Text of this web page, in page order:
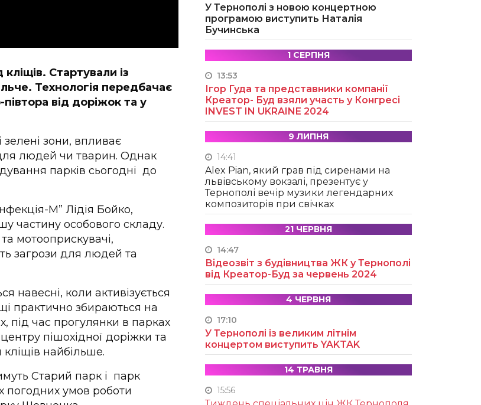
Стартували із
Технологія передбачає
від доріжок та у
зони, впливає
людей чи тварин. Однак
парків сьогодні до
М” Лідія Бойко,
частину особового складу.
мотооприскувачі,
загрози для людей та
навесні, коли активізується
практично збираються на
під час прогулянки в парках
пішохідної доріжки та
найбільше.
Старий парк і парк
погодних умов роботи
У Тернополі з новою концертною
програмою виступить Наталія
Бучинська
1 СЕРПНЯ
13:53
Ігор Гуда та представники компанії
Креатор- Буд взяли участь у Конгресі
INVEST IN UKRAINE 2024
9 ЛИПНЯ
14:41
Alex Pian, який грав під сиренами на
львівському вокзалі, презентує у
Тернополі вечір музики легендарних
композиторів при свічках
21 ЧЕРВНЯ
14:47
Відеозвіт з будівництва ЖК у Тернополі
від Креатор-Буд за червень 2024
4 ЧЕРВНЯ
17:10
У Тернополі із великим літнім
концертом виступить YAKTAK
14 ТРАВНЯ
15:56